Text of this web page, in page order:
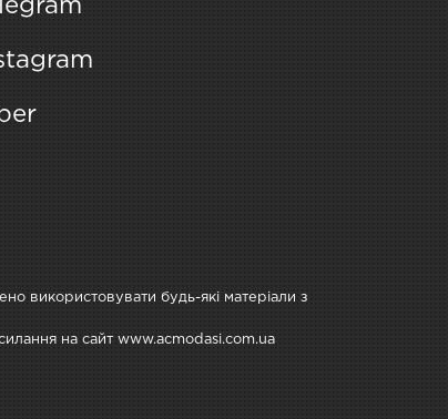
використовувати будь-які матеріали з
на сайт www.acmodasi.com.ua